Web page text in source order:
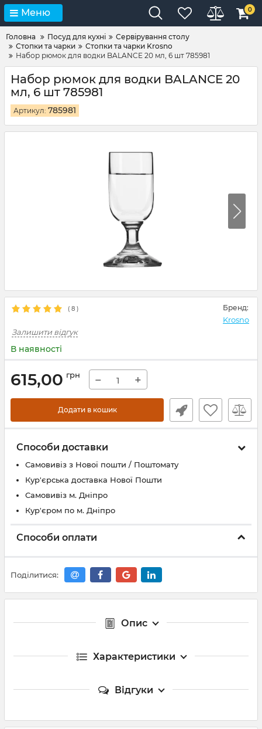
Меню 0
Головна Посуд для кухні
Сервірування столу
Стопки та чарки
Стопки та чарки Krosno
Набор рюмок для водки BALANCE 20 мл, 6 шт 785981
Набор рюмок для водки BALANCE 20
мл, 6 шт 785981
Артикул: 785981
( 8 ) Бренд:
Krosno
Залишити відгук
В наявності
615,00 грн − +
Додати в кошик
Способи доставки
Самовивіз з Нової пошти / Поштомату
Кур'єрська доставка Нової Пошти
Самовивіз м. Дніпро
Кур'єром по м. Дніпро
Способи оплати
Поділитися:
Опис
Характеристики
Відгуки